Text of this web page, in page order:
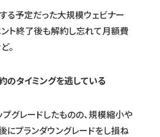
る予定だった大規模ウェビナー
ント終了後も解約し忘れて月額費
。
のタイミングを逃している
グレードしたものの、規模縮小や
にプランダウングレードをし損ね